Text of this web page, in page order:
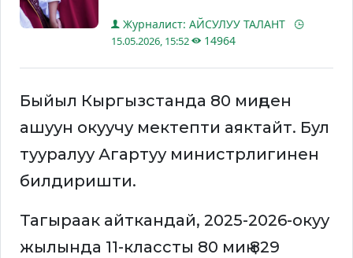
Журналист: АЙСУЛУУ ТАЛАНТ
15.05.2026, 15:52 14964
Быйыл Кыргызстанда 80 миңден
ашуун окуучу мектепти аяктайт. Бул
тууралуу Агартуу министрлигинен
билдиришти.
Тагыраак айткандай, 2025-2026-окуу
жылында 11-классты 80 миң 829